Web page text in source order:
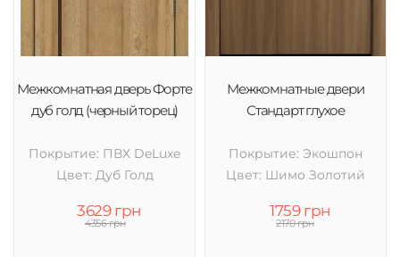
Межкомнатная дверь Форте
дуб голд (черный торец)
Покрытие: ПВХ DeLuxe
Цвет: Дуб Голд
3629 грн
4356 грн
Межкомнатные двери
Стандарт глухое
Покрытие: Экошпон
Цвет: Шимо Золотий
1759 грн
2170 грн